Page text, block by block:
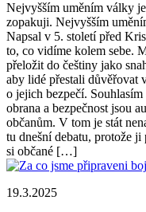
Nejvyšším uměním války
zopakuji. Nejvyšším
Napsal v 5. století před
to, co vidíme kolem sebe.
přeložit do češtiny jako
aby lidé přestali důvěřovat
o jejich bezpečí.
obrana a bezpečnost jsou
občanům. V tom je stát
tu dnešní debatu, protože ji
si občané […]
19.3.2025